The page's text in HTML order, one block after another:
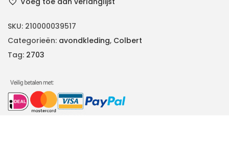
SKU: 210000039517
Categorieën: avondkleding, Colbert
Tag: 2703